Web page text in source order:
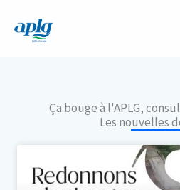
Ça bouge à l'APLG,
Les nouvelles